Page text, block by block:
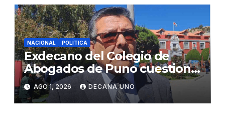
NACIONAL POLÍTICA
Exdecano del Colegio de
Abogados de Puno cuestiona
propuestas sobre seguridad
ciudadana
AGO 1, 2026 DECANA UNO